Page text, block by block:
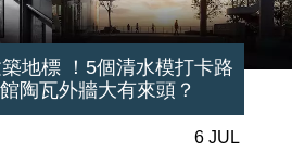
地標 ！5個清水模打卡路
陶瓦外牆大有來頭？
6 JUL